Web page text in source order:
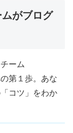
がブログ
ーム
第１歩。あな
コツ」をわか